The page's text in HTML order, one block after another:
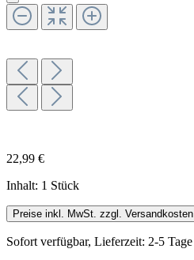
22,99 €
Inhalt: 1 Stück
Preise inkl. MwSt. zzgl. Versandkosten
Sofort verfügbar, Lieferzeit: 2-5 Tage